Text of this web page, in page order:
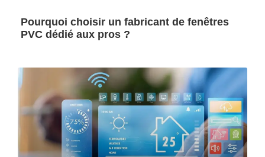
Pourquoi choisir un fabricant de fenêtres
PVC dédié aux pros ?